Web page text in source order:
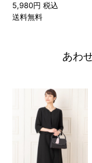
5,980円 税込
送料無料
あわ